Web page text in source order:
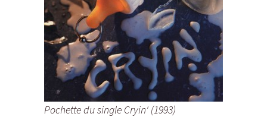
Pochette du single Cryin' (1993)